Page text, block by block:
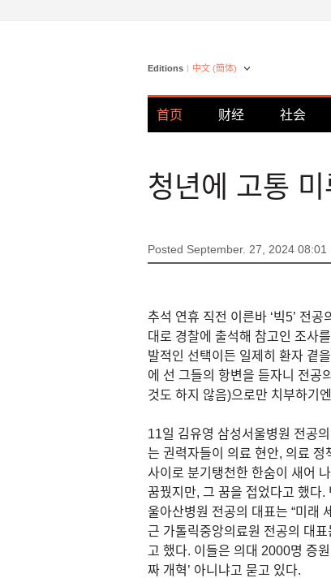
Editions 中文 (簡体)
首页 财经 社会
청년에 고통 미
Posted September. 27, 2024 08:01
추석 연휴 직전 이른바 ‘빅5’ 전
대로 경찰에 출석해 참고인 조사
발적인 선택이든 일제히 환자 곁
에 선 그들의 항변을 듣자니 전공
것도 하지 않음)으로만 치부하기
11일 김유영 삼성서울병원 전공
는 권력자들이 의료 현안, 의료 정
사이로 분기탱천한 한숨이 새어
꿈꿨지만, 그 꿈을 접었다고 했다.
울아산병원 전공의 대표는 “미래
근 가톨릭중앙의료원 전공의 대
고 했다. 이들은 의대 2000명 증
짜 개혁’ 아니냐고 묻고 있다.